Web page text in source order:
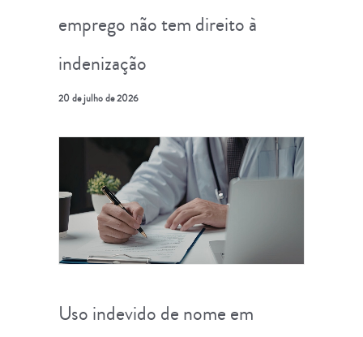
emprego não tem direito à
indenização
20 de julho de 2026
Uso indevido de nome em